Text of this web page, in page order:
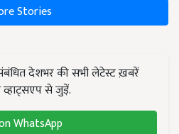
Stories
देशभर की सभी लेटेस्ट ख़बरें
से जुड़ें.
WhatsApp